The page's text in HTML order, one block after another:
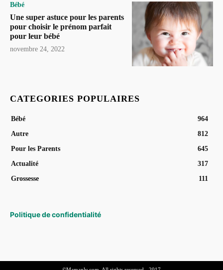
Bébé
Une super astuce pour les parents
pour choisir le prénom parfait
pour leur bébé
novembre 24, 2022
CATEGORIES POPULAIRES
Bébé
964
Autre
812
Pour les Parents
645
Actualité
317
Grossesse
111
Politique de confidentialité